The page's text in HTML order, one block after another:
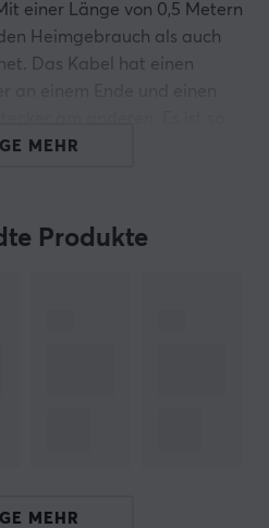
einer Länge von 0,5 Metern
Heimgebrauch als auch
Das Kabel hat einen
von bis zu 250V und
Materialien, die
MEHR
Produkte
MEHR